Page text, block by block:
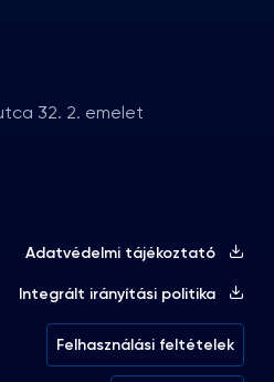
32. 2. emelet
Adatvédelmi tájékoztató
Integrált irányítási politika
Felhasználási feltételek